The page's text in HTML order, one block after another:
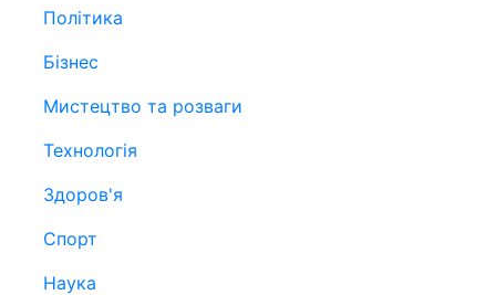
Політика
Бізнес
Мистецтво та розваги
Технологія
Здоров'я
Спорт
Наука